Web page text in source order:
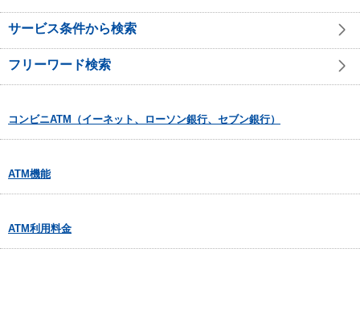
サービス条件から検索
フリーワード検索
コンビニATM（イーネット、ローソン銀行、セブン銀行）
ATM機能
ATM利用料金